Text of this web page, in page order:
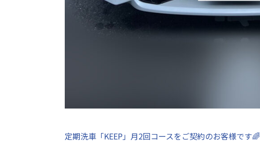
定期洗車「KEEP」月2回コースをご契約のお客様です🌈